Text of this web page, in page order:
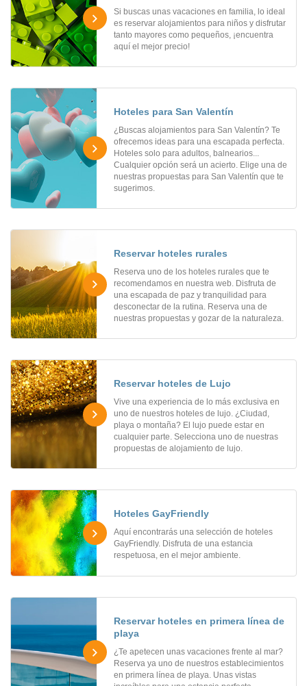
Si buscas unas vacaciones en familia, lo ideal
es reservar alojamientos para niños y disfrutar
tanto mayores como pequeños, ¡encuentra
aquí el mejor precio!
Hoteles para San Valentín
¿Buscas alojamientos para San Valentín? Te
ofrecemos ideas para una escapada perfecta.
Hoteles solo para adultos, balnearios...
Cualquier opción será un acierto. Elige una de
nuestras propuestas para San Valentín que te
sugerimos.
Reservar hoteles rurales
Reserva uno de los hoteles rurales que te
recomendamos en nuestra web. Disfruta de
una escapada de paz y tranquilidad para
desconectar de la rutina. Reserva una de
nuestras propuestas y gozar de la naturaleza.
Reservar hoteles de Lujo
Vive una experiencia de lo más exclusiva en
uno de nuestros hoteles de lujo. ¿Ciudad,
playa o montaña? El lujo puede estar en
cualquier parte. Selecciona uno de nuestras
propuestas de alojamiento de lujo.
Hoteles GayFriendly
Aquí encontrarás una selección de hoteles
GayFriendly. Disfruta de una estancia
respetuosa, en el mejor ambiente.
Reservar hoteles en primera línea de
playa
¿Te apetecen unas vacaciones frente al mar?
Reserva ya uno de nuestros establecimientos
en primera línea de playa. Unas vistas